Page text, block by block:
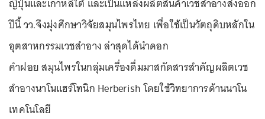
ญี่ปุ่นและเกาหลีใต้ และเป็นแหล่งผลิตสินค้าเวชสำอางส่งออก
ปีนี้ วว.จึงมุ่งศึกษาวิจัยสมุนไพรไทย เพื่อใช้เป็นวัตถุดิบหลักใน
อุตสาหกรรมเวชสำอาง ล่าสุดได้นำดอก
คำฝอย สมุนไพรในกลุ่มเครื่องดื่มมาสกัดสารสำคัญผลิตเวช
สำอางนาโนแฮร์โทนิก Herberish โดยใช้วิทยาการด้านนาโน
เทคโนโลยี